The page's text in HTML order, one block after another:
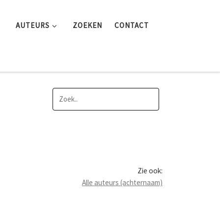
AUTEURS ZOEKEN CONTACT
Zie ook:
Alle auteurs (achternaam)